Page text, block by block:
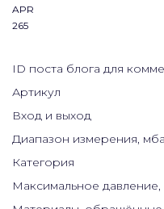
ID поста блога для
Артикул
Вход и выход
Диапазон измерения,
Категория
Максимальное давление,